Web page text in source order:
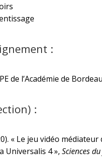
:
de l’Académie de
:
« Le jeu vidéo
Universalis 4 », Sciences